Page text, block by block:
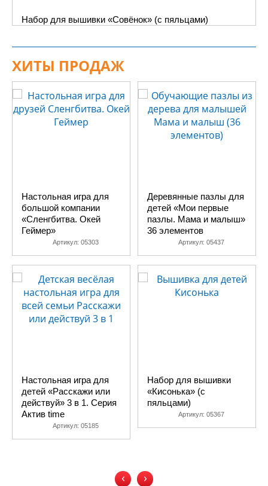
Набор для вышивки «Совёнок» (с пяльцами)
ХИТЫ ПРОДАЖ
Настольная игра для
большой компании
«Сленгбитва. Окей
Геймер»
Артикул: 05303
Настольная игра для
детей «Расскажи или
действуй» 3 в 1. Серия
Актив time
Артикул: 05185
Деревянные пазлы для
детей «Мои первые
пазлы. Мама и малыш»
36 элементов
Артикул: 05437
Набор для вышивки
«Кисонька» (с
пяльцами)
Артикул: 05367
‹ ›